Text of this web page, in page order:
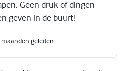
Geen druk of dingen
geven in de buurt!
maanden geleden